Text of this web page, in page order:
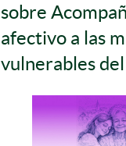
sobre
afectivo a las
vulnerables